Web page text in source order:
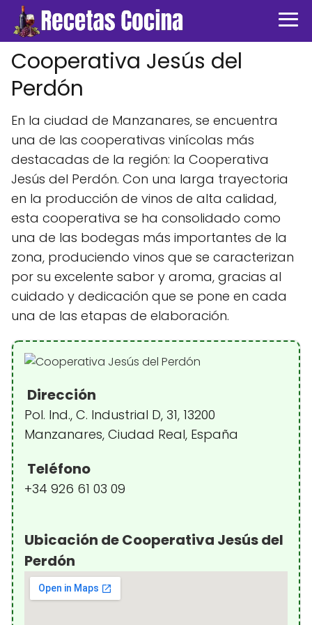
Cooperativa Jesús del
Perdón
En la ciudad de Manzanares, se encuentra
una de las cooperativas vinícolas más
destacadas de la región: la Cooperativa
Jesús del Perdón. Con una larga trayectoria
en la producción de vinos de alta calidad,
esta cooperativa se ha consolidado como
una de las bodegas más importantes de la
zona, produciendo vinos que se caracterizan
por su excelente sabor y aroma, gracias al
cuidado y dedicación que se pone en cada
una de las etapas de elaboración.
Dirección
Pol. Ind., C. Industrial D, 31, 13200
Manzanares, Ciudad Real, España
Teléfono
+34 926 61 03 09
Ubicación de Cooperativa Jesús del
Perdón